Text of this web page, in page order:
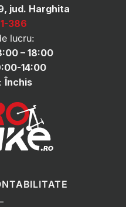
jud. Harghita
386
lucru:
– 18:00
14:00
Închis